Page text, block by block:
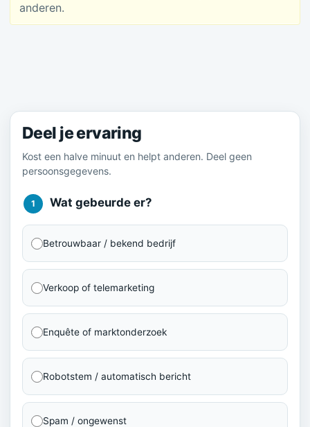
anderen.
Deel je ervaring
Kost een halve minuut en helpt anderen. Deel geen
persoonsgegevens.
1 Wat gebeurde er?
Betrouwbaar / bekend bedrijf
Verkoop of telemarketing
Enquête of marktonderzoek
Robotstem / automatisch bericht
Spam / ongewenst